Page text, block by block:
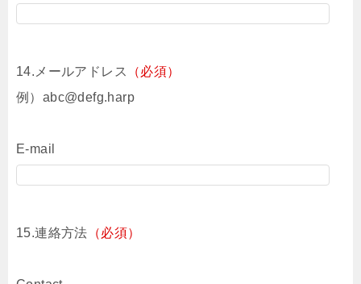
14.メールアドレス
（必須）
例）abc@defg.harp
E-mail
15.連絡方法 （必須）